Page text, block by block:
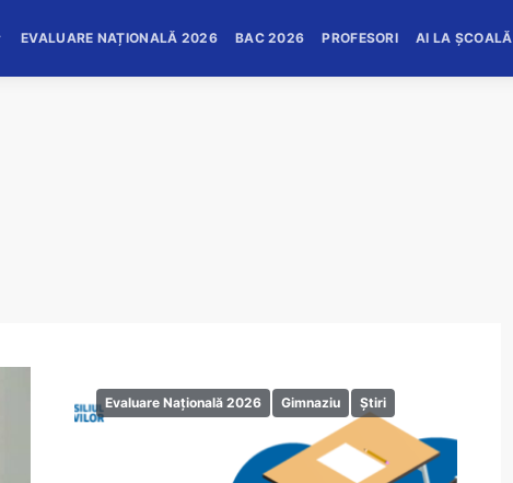
EVALUARE NAȚIONALĂ 2026 BAC 2026 PROFESORI AI LA ȘCOALĂ
Evaluare Națională 2026 Gimnaziu Știri